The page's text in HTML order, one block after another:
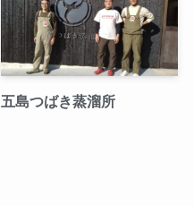
五島つばき蒸溜所